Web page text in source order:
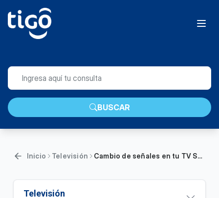
BUSCAR
Inicio Televisión Cambio de señales en tu TV Satelital Tigo | Hogar
Televisión